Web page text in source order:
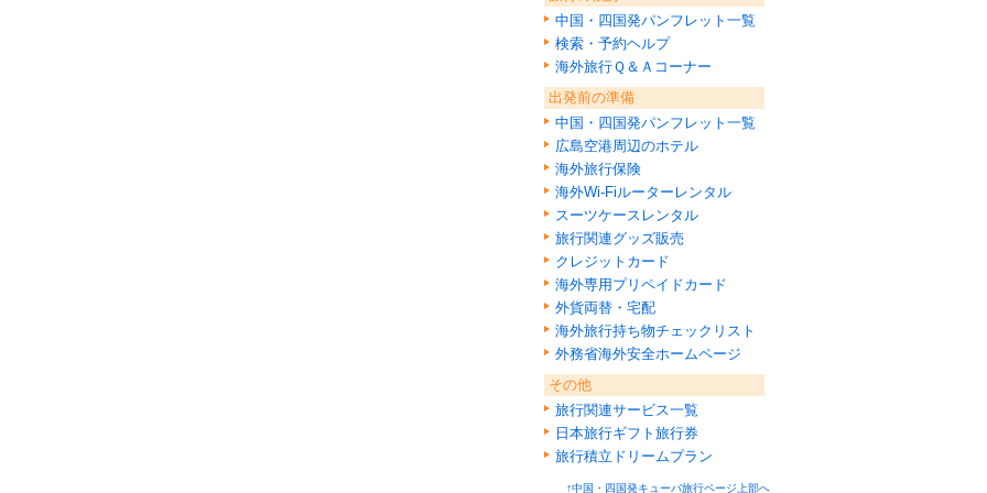
中国・四国発パンフレット一覧
検索・予約ヘルプ
海外旅行Ｑ＆Ａコーナー
出発前の準備
中国・四国発パンフレット一覧
広島空港周辺のホテル
海外旅行保険
海外Wi-Fiルーターレンタル
スーツケースレンタル
旅行関連グッズ販売
クレジットカード
海外専用プリペイドカード
外貨両替・宅配
海外旅行持ち物チェックリスト
外務省海外安全ホームページ
その他
旅行関連サービス一覧
日本旅行ギフト旅行券
旅行積立ドリームプラン
↑中国・四国発キューバ旅行ページ上部へ